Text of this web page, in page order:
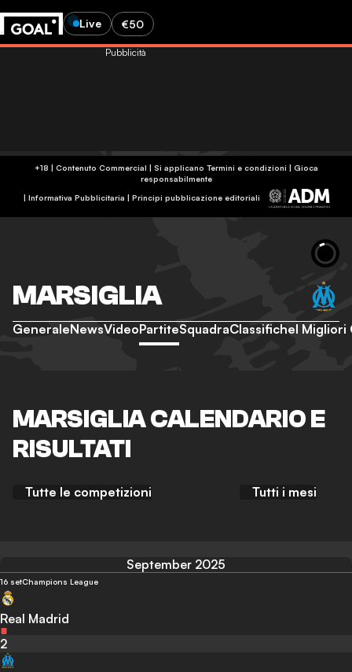
Live €50
+18 | Contenuto Commercial | Si applicano Termini e condizioni | Gioca
responsabilmente
| Informativa Pubblicitaria | Principi pubblicazione editoriali
Pubblicità
MARSIGLIA
GeneraleNewsVideoPartiteSquadraClassificheI Migliori
MARSIGLIA CALENDARIO E
RISULTATI
Tutte le competizioni Tutti i mesi
September 2025
16 setChampions League
Real Madrid
2